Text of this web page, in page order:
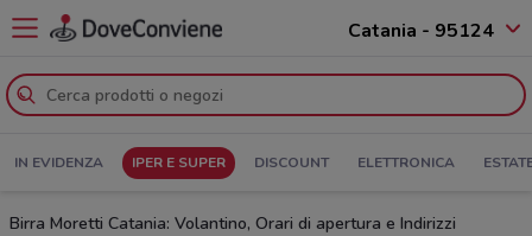
Catania - 95124
IN EVIDENZA IPER E SUPER DISCOUNT ELETTRONICA
Birra Moretti Catania: Volantino, Orari di apertura e Indirizzi